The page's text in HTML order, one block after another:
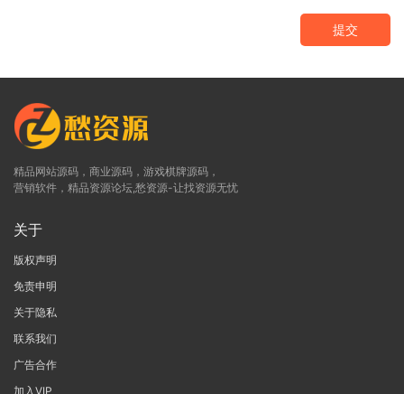
提交
精品网站源码，商业源码，游戏棋牌源码，
营销软件，精品资源论坛,愁资源-让找资源无忧
关于
版权声明
免责申明
关于隐私
联系我们
广告合作
加入VIP